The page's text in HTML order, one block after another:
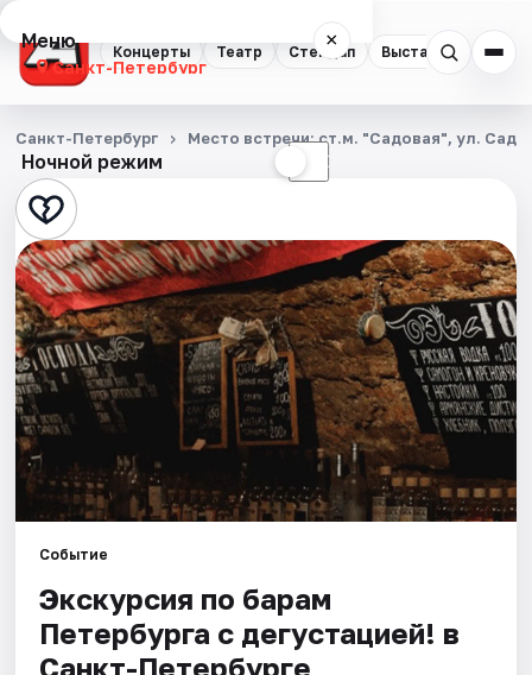
Концерты Театр Стендап Выставки
Меню ×
Санкт-Петербург
Концерты
Театр
Стендап
Выставки
Квесты
Экскурсии
Спорт
События
Города
Площадки
Ночной режим ☾
Санкт-Петербург Место встречи: ст.м. "Садовая", ул.
Событие
Экскурсия по барам
Петербурга с дегустацией! в
Санкт-Петербурге